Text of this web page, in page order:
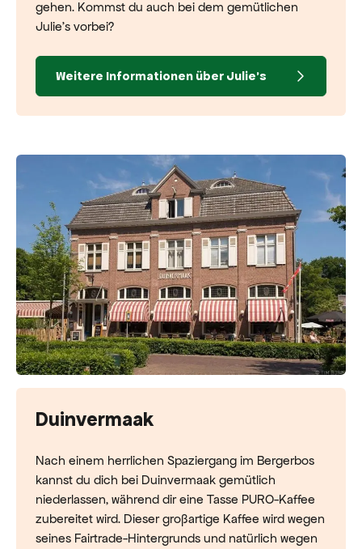
gehen. Kommst du auch bei dem gemütlichen
Julie’s vorbei?
Weitere Informationen über Julie's
Duinvermaak
Nach einem herrlichen Spaziergang im Bergerbos
kannst du dich bei Duinvermaak gemütlich
niederlassen, während dir eine Tasse PURO-Kaffee
zubereitet wird. Dieser großartige Kaffee wird wegen
seines Fairtrade-Hintergrunds und natürlich wegen